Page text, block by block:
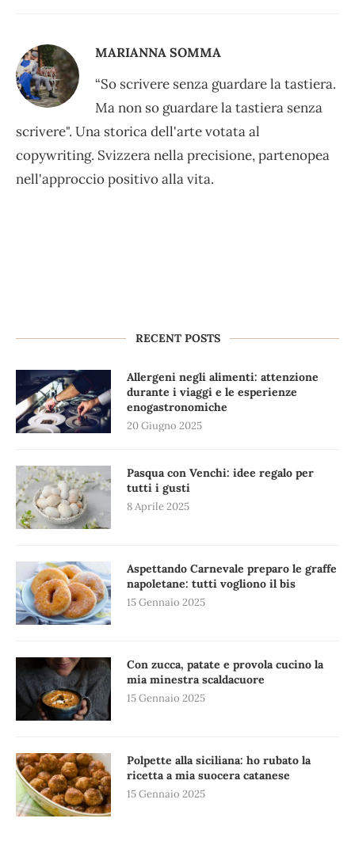
MARIANNA SOMMA
“So scrivere senza guardare la tastiera.
Ma non so guardare la tastiera senza
scrivere". Una storica dell'arte votata al
copywriting. Svizzera nella precisione, partenopea
nell'approccio positivo alla vita.
RECENT POSTS
Allergeni negli alimenti: attenzione
durante i viaggi e le esperienze
enogastronomiche
20 Giugno 2025
Pasqua con Venchi: idee regalo per
tutti i gusti
8 Aprile 2025
Aspettando Carnevale preparo le graffe
napoletane: tutti vogliono il bis
15 Gennaio 2025
Con zucca, patate e provola cucino la
mia minestra scaldacuore
15 Gennaio 2025
Polpette alla siciliana: ho rubato la
ricetta a mia suocera catanese
15 Gennaio 2025